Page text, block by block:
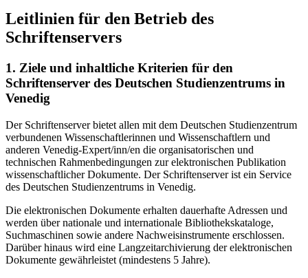
Leitlinien für den Betrieb des
Schriftenservers
1. Ziele und inhaltliche Kriterien für den
Schriftenserver des Deutschen Studienzentrums in
Venedig
Der Schriftenserver bietet allen mit dem Deutschen Studienzentrum
verbundenen Wissenschaftlerinnen und Wissenschaftlern und
anderen Venedig-Expert/inn/en die organisatorischen und
technischen Rahmenbedingungen zur elektronischen Publikation
wissenschaftlicher Dokumente. Der Schriftenserver ist ein Service
des Deutschen Studienzentrums in Venedig.
Die elektronischen Dokumente erhalten dauerhafte Adressen und
werden über nationale und internationale Bibliothekskataloge,
Suchmaschinen sowie andere Nachweisinstrumente erschlossen.
Darüber hinaus wird eine Langzeitarchivierung der elektronischen
Dokumente gewährleistet (mindestens 5 Jahre).